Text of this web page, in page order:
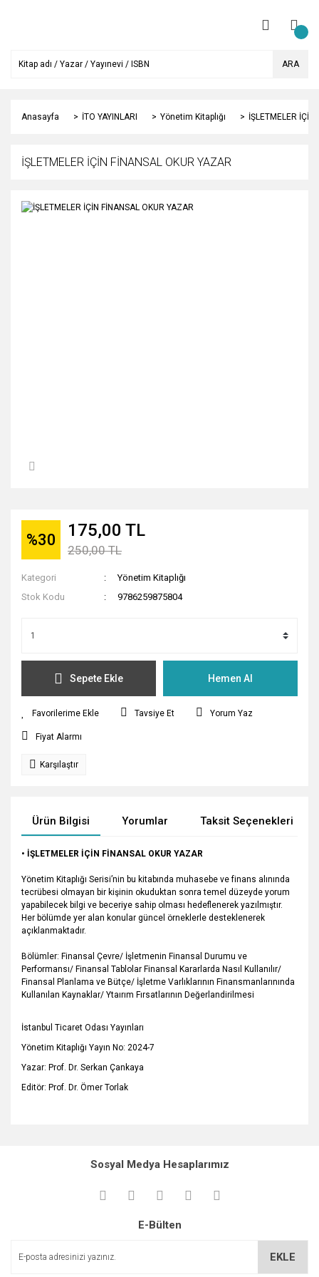
ARA
Anasayfa İTO YAYINLARI Yönetim Kitaplığı İŞLETMELER İÇİN
İŞLETMELER İÇİN FİNANSAL OKUR YAZAR
%30 175,00 TL
250,00 TL
Kategori
Yönetim Kitaplığı
Stok Kodu
9786259875804
Sepete Ekle Hemen Al
Tavsiye Et Yorum Yaz
Fiyat Alarmı
Karşılaştır
Ürün Bilgisi Yorumlar Taksit Seçenekleri
• İŞLETMELER İÇİN FİNANSAL OKUR YAZAR
Yönetim Kitaplığı Serisi’nin bu kitabında muhasebe ve finans alınında
tecrübesi olmayan bir kişinin okuduktan sonra temel düzeyde yorum
yapabilecek bilgi ve beceriye sahip olması hedeflenerek yazılmıştır.
Her bölümde yer alan konular güncel örneklerle desteklenerek
açıklanmaktadır.
Bölümler: Finansal Çevre/ İşletmenin Finansal Durumu ve
Performansı/ Finansal Tablolar Finansal Kararlarda Nasıl Kullanılır/
Finansal Planlama ve Bütçe/ İşletme Varlıklarının Finansmanlarınında
Kullanılan Kaynaklar/ Ytaırım Fırsatlarının Değerlandirilmesi
İstanbul Ticaret Odası Yayınları
Yönetim Kitaplığı Yayın No: 2024-7
Yazar: Prof. Dr. Serkan Çankaya
Editör: Prof. Dr. Ömer Torlak
kullanarak tarafımıza iletebilirsiniz.
Görüş ve önerileriniz için teşekkür ederiz.
Ürün açıklamasında eksik bilgiler bulunuyor.
Sosyal Medya Hesaplarımız
E-Bülten
EKLE